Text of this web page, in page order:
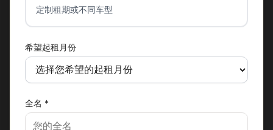
定制租期或不同车型
希望起租月份
全名 *